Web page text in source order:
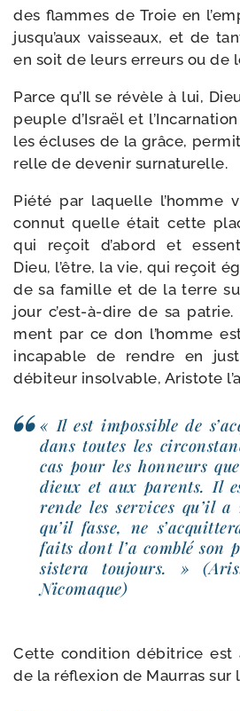
des flammes de Troie en
jus­qu’aux vais­seaux, et de
en soit de leurs erreurs ou de
Parce qu’Il se révèle à lui,
peuple d’Israël et
les écluses de la grâce,
relle de deve­nir surnaturelle.
Piété par laquelle l’homme
connut quelle était cette
qui reçoit d’a­bord et
Dieu, l’être, la vie, qui reçoit
de sa famille et de la terre
jour c’est-​à-​dire de sa
ment par ce don l’homme
inca­pable de rendre en
débi­teur insol­vable, Aristote
« Il est impos­sible de
dans toutes les
cas pour les hon­neurs
dieux et aux parents. Il
rende les ser­vices qu’il
qu’il fasse, ne
faits dont l’a com­blé son
sis­te­ra tou­jours. »
Nicomaque)
Cette condi­tion débi­trice
de la réflexion de Maurras sur